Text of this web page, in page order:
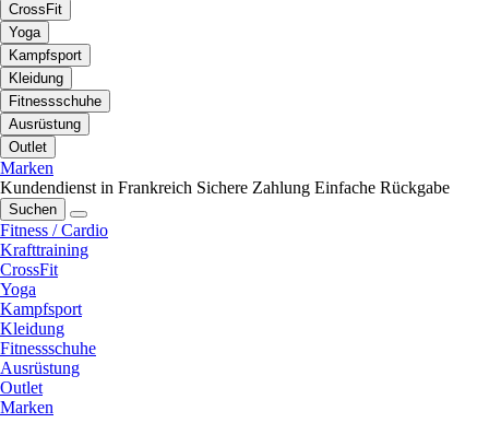
CrossFit
Yoga
Kampfsport
Kleidung
Fitnessschuhe
Ausrüstung
Outlet
Marken
Kundendienst in Frankreich Sichere Zahlung Einfache Rückgabe
Suchen
Fitness / Cardio
Krafttraining
CrossFit
Yoga
Kampfsport
Kleidung
Fitnessschuhe
Ausrüstung
Outlet
Marken